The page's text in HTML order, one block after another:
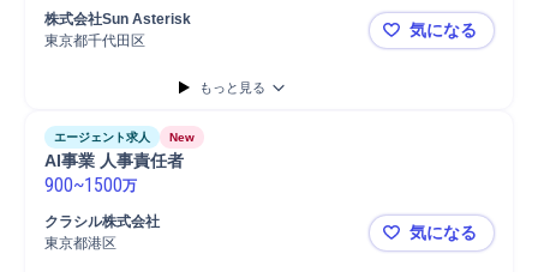
経費精算
プロジェクトリーダー
株式会社Sun Asterisk
東京都千代田区
💡【経理担
気になる
もっと見る
エージェント求人 New
AI事業 人事責任者
900~1500万
クラシル株式会社
東京都港区
AI事業 人事
気になる